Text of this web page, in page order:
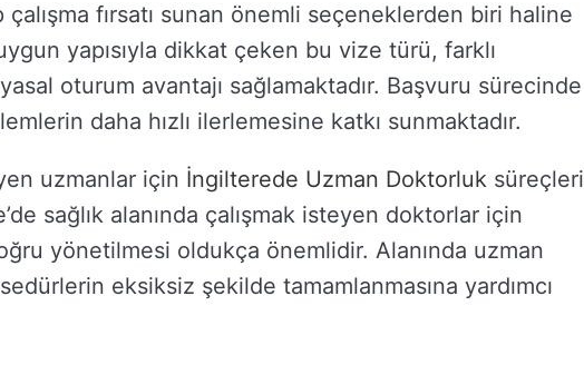
çalışma fırsatı sunan önemli seçeneklerden biri haline
yapısıyla dikkat çeken bu vize türü, farklı
oturum avantajı sağlamaktadır. Başvuru sürecinde
daha hızlı ilerlemesine katkı sunmaktadır.
uzmanlar için İngilterede Uzman Doktorluk süreçleri
sağlık alanında çalışmak isteyen doktorlar için
yönetilmesi oldukça önemlidir. Alanında uzman
eksiksiz şekilde tamamlanmasına yardımcı